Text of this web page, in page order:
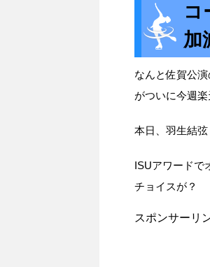
コ
加
なんと佐賀公
がついに今週
本日、羽生結弦
ISUアワードで
チョイスが？
スポンサーリ